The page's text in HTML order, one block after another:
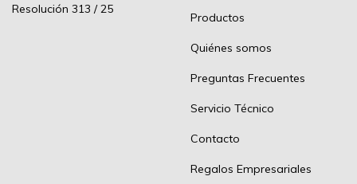
Resolución 313 / 25
Productos
Quiénes somos
Preguntas Frecuentes
Servicio Técnico
Contacto
Regalos Empresariales